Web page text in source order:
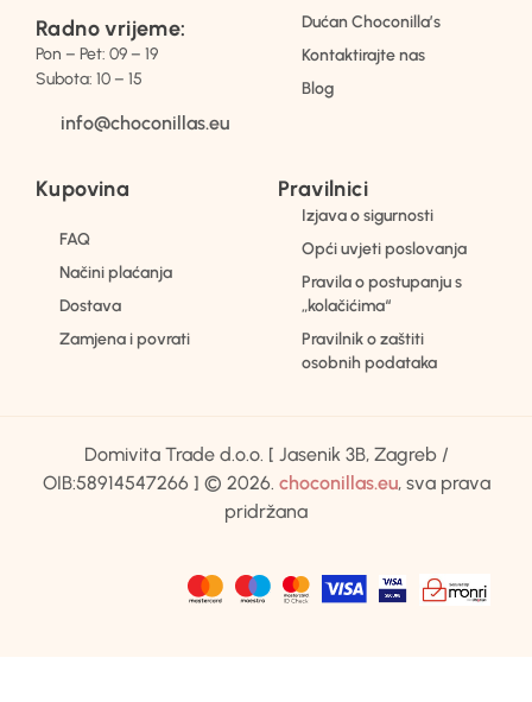
Radno vrijeme:
Pon – Pet: 09 – 19
Subota: 10 – 15
info@choconillas.eu
Dućan Choconilla’s
Kontaktirajte nas
Blog
Kupovina
FAQ
Načini plaćanja
Dostava
Zamjena i povrati
Pravilnici
Izjava o sigurnosti
Opći uvjeti poslovanja
Pravila o postupanju s
„kolačićima“
Pravilnik o zaštiti
osobnih podataka
Domivita Trade d.o.o. [ Jasenik 3B, Zagreb /
OIB:58914547266 ] © 2026. choconillas.eu, sva prava
pridržana